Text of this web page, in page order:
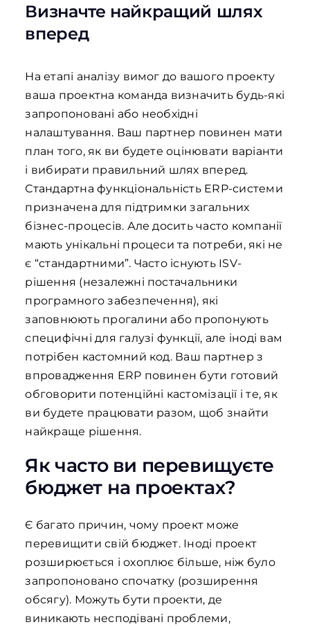
Визначте найкращий шлях
вперед
На етапі аналізу вимог до вашого проекту
ваша проектна команда визначить будь-які
запропоновані або необхідні
налаштування. Ваш партнер повинен мати
план того, як ви будете оцінювати варіанти
і вибирати правильний шлях вперед.
Стандартна функціональність ERP-системи
призначена для підтримки загальних
бізнес-процесів. Але досить часто компанії
мають унікальні процеси та потреби, які не
є “стандартними”. Часто існують ISV-
рішення (незалежні постачальники
програмного забезпечення), які
заповнюють прогалини або пропонують
специфічні для галузі функції, але іноді вам
потрібен кастомний код. Ваш партнер з
впровадження ERP повинен бути готовий
обговорити потенційні кастомізації і те, як
ви будете працювати разом, щоб знайти
найкраще рішення.
Як часто ви перевищуєте
бюджет на проектах?
Є багато причин, чому проект може
перевищити свій бюджет. Іноді проект
розширюється і охоплює більше, ніж було
запропоновано спочатку (розширення
обсягу). Можуть бути проекти, де
виникають несподівані проблеми,